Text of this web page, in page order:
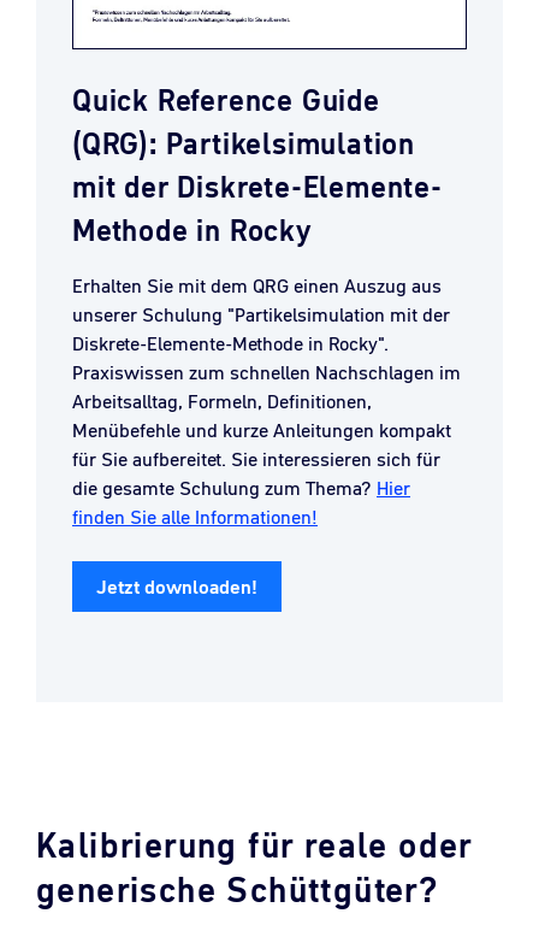
Quick Reference Guide
(QRG): Partikelsimulation
mit der Diskrete-Elemente-
Methode in Rocky
Erhalten Sie mit dem QRG einen Auszug aus
unserer Schulung "Partikelsimulation mit der
Diskrete-Elemente-Methode in Rocky".
Praxiswissen zum schnellen Nachschlagen im
Arbeitsalltag, Formeln, Definitionen,
Menübefehle und kurze Anleitungen kompakt
für Sie aufbereitet. Sie interessieren sich für
die gesamte Schulung zum Thema? Hier
finden Sie alle Informationen!
Jetzt downloaden!
Kalibrierung für reale oder
generische Schüttgüter?